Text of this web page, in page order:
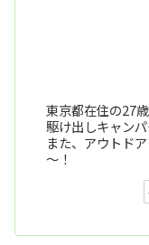
東京都在住の27
駆け出しキャン
また、アウトド
～！